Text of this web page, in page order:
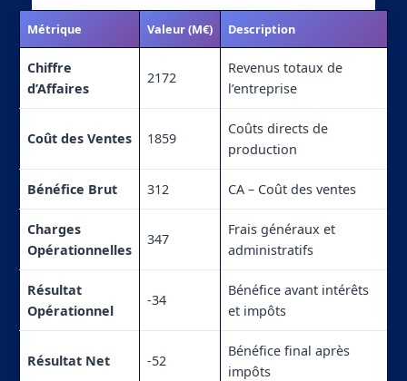
Métrique Valeur (M€) Description
Chiffre
d’Affaires
2172
Revenus totaux de
l’entreprise
Coût des Ventes 1859
Coûts directs de
production
Bénéfice Brut 312 CA – Coût des ventes
Charges
Opérationnelles
347
Frais généraux et
administratifs
Résultat
Opérationnel
-34
Bénéfice avant intérêts
et impôts
Résultat Net -52
Bénéfice final après
impôts